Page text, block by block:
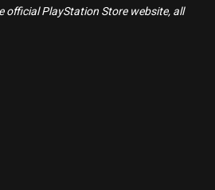
PlayStation Store website, all